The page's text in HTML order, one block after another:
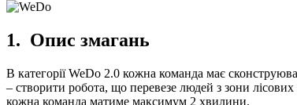
1. Опис змагань
В категорії WeDo 2.0 кожна команда має
– створити робота, що перевезе людей з зони
кожна команда матиме максимум 2 хвилини.